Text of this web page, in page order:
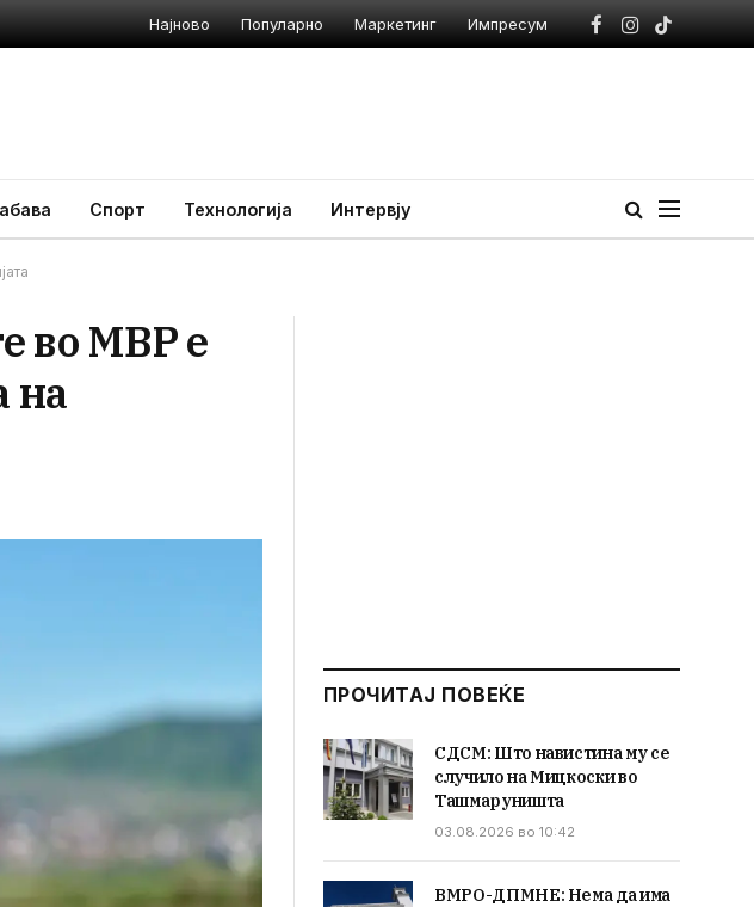
Најново Популарно Маркетинг Импресум
Facebook
Instagram
TikTok
Спорт Технологија Интервју
во МВР е
на
ПРОЧИТАЈ ПОВЕЌЕ
СДСМ: Што навистина му се
случило на Мицкоски во
Ташмаруништа
03.08.2026 во 10:42
ВМРО-ДПМНЕ: Нема да има